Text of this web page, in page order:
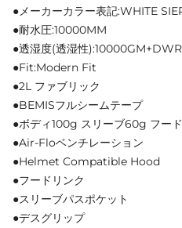
●メーカーカラー表記:WHITE
●耐水圧:10000MM
●透湿度(透湿性
●Fit:Modern Fit
●2L ファブリック
●BEMISフルシームテープ
●ボディ100g スリーブ60g フー
●Air-Floベンチレーション
●Helmet Compatible Hood
●フードリンク
●スリーブパスポケット
●デスグリップ